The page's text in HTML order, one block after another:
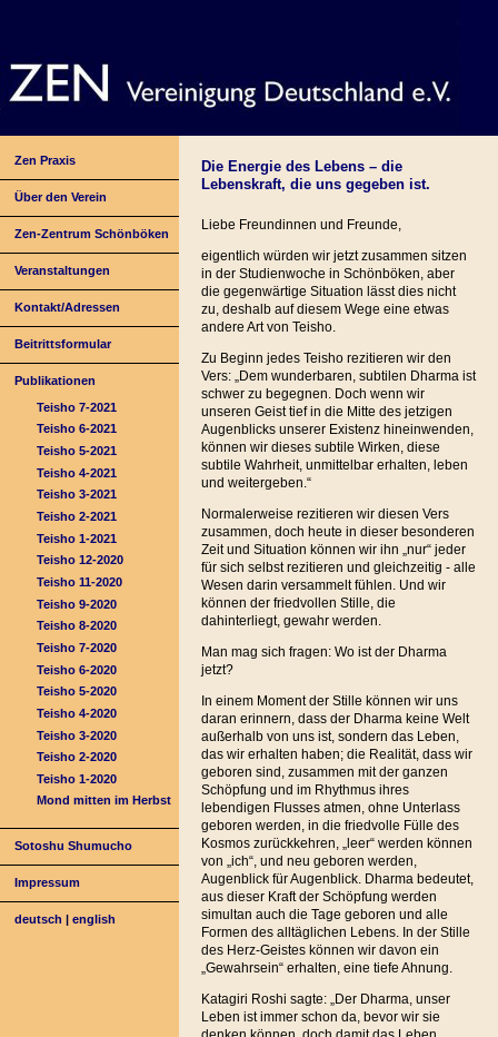
Zen Praxis
Über den Verein
Zen-Zentrum Schönböken
Veranstaltungen
Kontakt/Adressen
Beitrittsformular
Publikationen
Teisho 7-2021
Teisho 6-2021
Teisho 5-2021
Teisho 4-2021
Teisho 3-2021
Teisho 2-2021
Teisho 1-2021
Teisho 12-2020
Teisho 11-2020
Teisho 9-2020
Teisho 8-2020
Teisho 7-2020
Teisho 6-2020
Teisho 5-2020
Teisho 4-2020
Teisho 3-2020
Teisho 2-2020
Teisho 1-2020
Mond mitten im Herbst
Sotoshu Shumucho
Impressum
deutsch |english
Die Energie des Lebens – die
Lebenskraft, die uns gegeben ist.
Liebe Freundinnen und Freunde,
eigentlich würden wir jetzt zusammen sitzen
in der Studienwoche in Schönböken, aber
die gegenwärtige Situation lässt dies nicht
zu, deshalb auf diesem Wege eine etwas
andere Art von Teisho.
Zu Beginn jedes Teisho rezitieren wir den
Vers: „Dem wunderbaren, subtilen Dharma ist
schwer zu begegnen. Doch wenn wir
unseren Geist tief in die Mitte des jetzigen
Augenblicks unserer Existenz hineinwenden,
können wir dieses subtile Wirken, diese
subtile Wahrheit, unmittelbar erhalten, leben
und weitergeben.“
Normalerweise rezitieren wir diesen Vers
zusammen, doch heute in dieser besonderen
Zeit und Situation können wir ihn „nur“ jeder
für sich selbst rezitieren und gleichzeitig - alle
Wesen darin versammelt fühlen. Und wir
können der friedvollen Stille, die
dahinterliegt, gewahr werden.
Man mag sich fragen: Wo ist der Dharma
jetzt?
In einem Moment der Stille können wir uns
daran erinnern, dass der Dharma keine Welt
außerhalb von uns ist, sondern das Leben,
das wir erhalten haben; die Realität, dass wir
geboren sind, zusammen mit der ganzen
Schöpfung und im Rhythmus ihres
lebendigen Flusses atmen, ohne Unterlass
geboren werden, in die friedvolle Fülle des
Kosmos zurückkehren, „leer“ werden können
von „ich“, und neu geboren werden,
Augenblick für Augenblick. Dharma bedeutet,
aus dieser Kraft der Schöpfung werden
simultan auch die Tage geboren und alle
Formen des alltäglichen Lebens. In der Stille
des Herz-Geistes können wir davon ein
„Gewahrsein“ erhalten, eine tiefe Ahnung.
Katagiri Roshi sagte: „Der Dharma, unser
Leben ist immer schon da, bevor wir sie